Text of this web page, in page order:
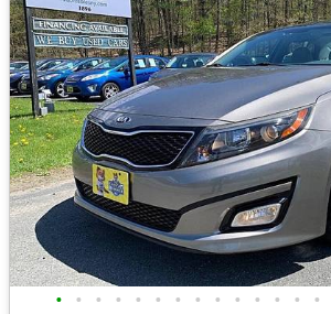
• • • • • • • • • • • • • •